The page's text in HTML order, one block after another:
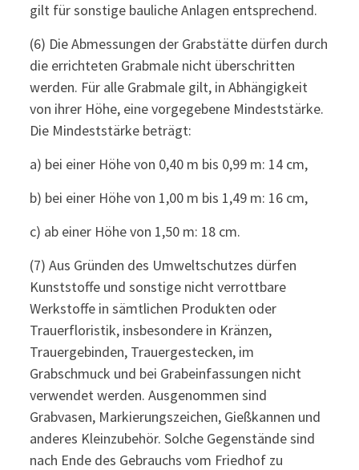
gilt für sonstige bauliche Anlagen entsprechend.
(6) Die Abmessungen der Grabstätte dürfen durch
die errichteten Grabmale nicht überschritten
werden. Für alle Grabmale gilt, in Abhängigkeit
von ihrer Höhe, eine vorgegebene Mindeststärke.
Die Mindeststärke beträgt:
a) bei einer Höhe von 0,40 m bis 0,99 m: 14 cm,
b) bei einer Höhe von 1,00 m bis 1,49 m: 16 cm,
c) ab einer Höhe von 1,50 m: 18 cm.
(7) Aus Gründen des Umweltschutzes dürfen
Kunststoffe und sonstige nicht verrottbare
Werkstoffe in sämtlichen Produkten oder
Trauerfloristik, insbesondere in Kränzen,
Trauergebinden, Trauergestecken, im
Grabschmuck und bei Grabeinfassungen nicht
verwendet werden. Ausgenommen sind
Grabvasen, Markierungszeichen, Gießkannen und
anderes Kleinzubehör. Solche Gegenstände sind
nach Ende des Gebrauchs vom Friedhof zu